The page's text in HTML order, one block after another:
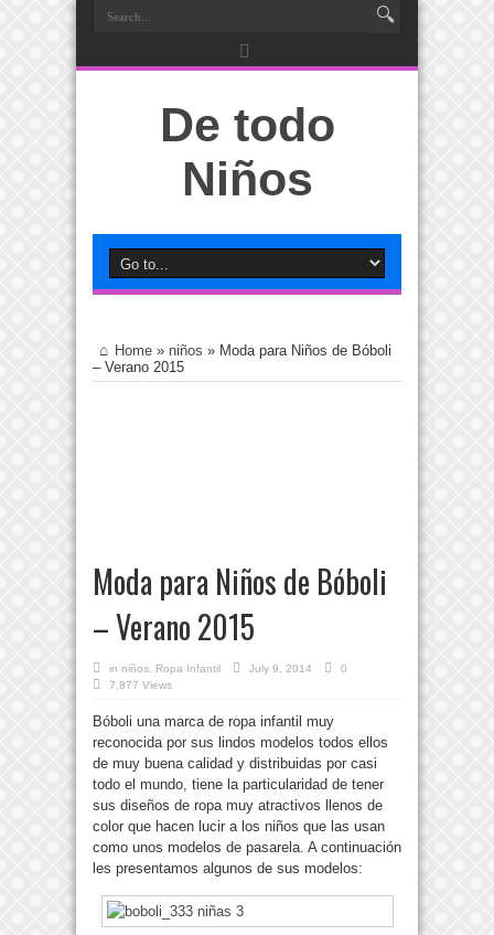
De todo
Niños
Home » niños » Moda para Niños de Bóboli
– Verano 2015
Moda para Niños de Bóboli
– Verano 2015
in niños Ropa Infantil July 9, 2014
0
7,877 Views
Bóboli una marca de ropa infantil muy
reconocida por sus lindos modelos todos ellos
de muy buena calidad y distribuidas por casi
todo el mundo, tiene la particularidad de tener
sus diseños de ropa muy atractivos llenos de
color que hacen lucir a los niños que las usan
como unos modelos de pasarela. A continuación
les presentamos algunos de sus modelos: